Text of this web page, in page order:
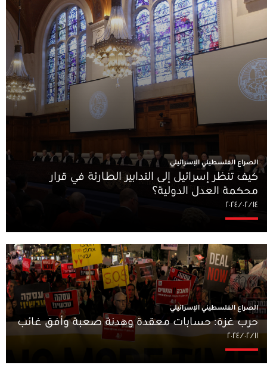
الصراع الفلسطيني الإسرائيلي
كيف تنظر إسرائيل إلى التدابير الطارئة في قرار
محكمة العدل الدولية؟
١٤‏/٠٢‏/٢٠٢٤
الصراع الفلسطيني الإسرائيلي
حرب غزة: حسابات معقدة وهدنة صعبة وأفق غائب
١١‏/٠٢‏/٢٠٢٤